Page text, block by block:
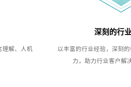
理解、人机
深刻的行
以丰富的行业经验，深刻
力，助力行业客户解